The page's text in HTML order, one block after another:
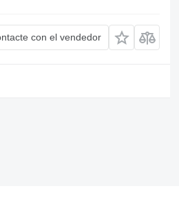
con el vendedor